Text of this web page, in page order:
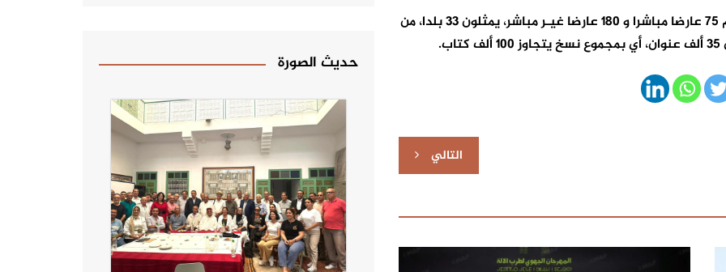
و أضافوا بأن الدورة ستعرف مشاركة 255 عارضا، منهم 75 عارضا مباشرا و 180 عارضا غيـر مباشر، يمثلون 33 بلدا، من
التالي
حديث الصورة